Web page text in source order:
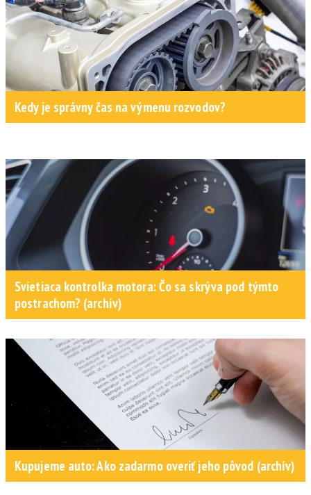
Kedy je správny čas na výmenu rozvodov?
Svietiaca kontrolka motora: Čo sa skrýva pod týmto
postrachom? (archív)
Kupujeme auto: Ako zadarmo overiť jeho pôvod (archív)